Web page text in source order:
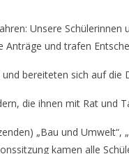
Unsere Schülerinnen
und trafen
bereiteten sich auf die
die ihnen mit Rat und
„Bau und Umwelt“,
kamen alle